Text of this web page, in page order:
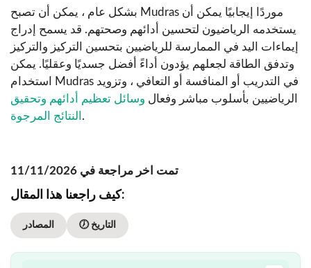
بشكل عام ، يمكن أن تصبح Mudras موردًا إيجابيًا يمكن أن
يستخدمه الرياضيون لتحسين أدائهم وصحتهم. قد يسمح إدراج
إيماءات اليد في الممارسة للرياضيين بتحسين التركيز والتركيز
وتدفق الطاقة لجعلهم يؤدون أداءً أفضل جسديًا وعقليًا. يمكن
استخدام Mudras في التدريب أو المنافسة أو التعافي ، وتزويد
الرياضيين بأسلوب مباشر وفعال وسائل تعظيم أدائهم وتحقيق
النتائج المرجوة .
تمت اخر مراجعة في 11/11/2026
كيف راجعنا هذا المقال:
المصادر 🕖 التاريخ